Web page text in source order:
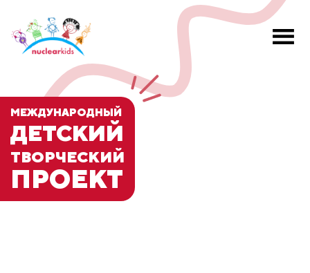
МЕЖДУНАРОДНЫЙ
ДЕТСКИЙ
ТВОРЧЕСКИЙ
ПРОЕКТ